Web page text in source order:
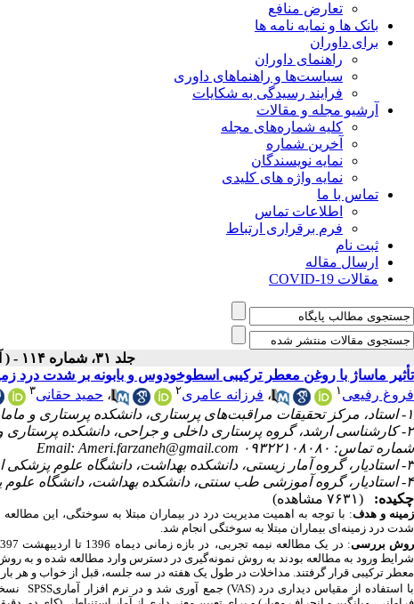
تعارض منافع
بانک ها و نمایه نامه ها
برای داوران
راهنمای داوران
سیاست‌ها و راهنماهای داوری
فرایند رسیدگی به شکایات
آرشیو مجله و مقالات
کلیه شماره‌های مجله
آخرین شماره
نمایه نویسندگان
نمایه واژه های کلیدی
تماس با ما
اطلاعات تماس
فرم برقراری ارتباط
ثبت نام
ارسال مقاله
مقالات COVID-19
جلد ۳۱، شماره ۱۱۴ - ( آبان ۱۳۹۷ )
تأثیر ماساژ با روغن معطر ترکیبی اسطوخودوس و بابونه بر شدت درد
فروغ رفیعی ۱ ، فرزانه عامری۲ ، حمید حقانی۳
۱- استاد، مرکز تحقیقات مراقبت‌های پرستاری، دانشکده پرستاری و مامایی، دانشگاه علوم پزشکی ایران، تهران.
۲- کارشناسی ارشد، گروه پرستاری داخلی و جراحی، دانشکده پرستاری
شماره تماس: ۰۹۳۲۲۱۰۸۰۸۰ Email: Ameri.farzaneh@gmail.com
۳- استادیار، گروه آمار زیستی، دانشکده بهداشت، دانشگاه علوم پزشکی ایران، تهران، ایران.
۴- استادیار، گروه آموزشی طب سنتی، دانشکده بهداشت، دانشگاه علوم پزشکی ایران، تهران، ایران
چکیده:
(۷۶۳۱ مشاهده)
زمینه و هدف: با توجه به اهمیت مدیریت درد در بیماران مبتلا به سوختگی، این
شدت درد زمینه‌ای بیماران مبتلا به سوختگی انجام شد.
روش بررسی: در یک مطالعه نیمه تجربی،
شرایط ورود به مطالعه بودند به روش نمونه‌گیری در دسترس وارد مطالعه شده و به
با استفاده از مقیاس دیداری درد (VAS) جمع آوری شد و در نرم افزار آماریSPSS نسخه20 مورد تجزیه و